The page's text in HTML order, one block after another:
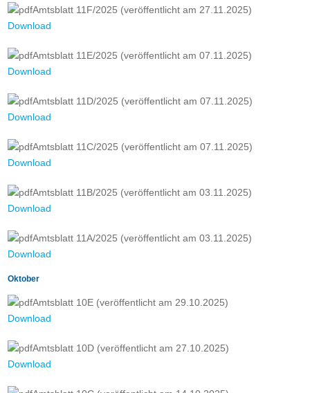
Amtsblatt 11F/2025 (veröffentlicht am 27.11.2025)
Download
Amtsblatt 11E/2025 (veröffentlicht am 07.11.2025)
Download
Amtsblatt 11D/2025 (veröffentlicht am 07.11.2025)
Download
Amtsblatt 11C/2025 (veröffentlicht am 07.11.2025)
Download
Amtsblatt 11B/2025 (veröffentlicht am 03.11.2025)
Download
Amtsblatt 11A/2025 (veröffentlicht am 03.11.2025)
Download
Oktober
Amtsblatt 10E (veröffentlicht am 29.10.2025)
Download
Amtsblatt 10D (veröffentlicht am 27.10.2025)
Download